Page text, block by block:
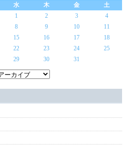
水 木 金
土
1
2 3
4
8 9 10
11
15 16 17
18
22 23 24
25
29 30 31